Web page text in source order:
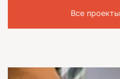
Все проекты